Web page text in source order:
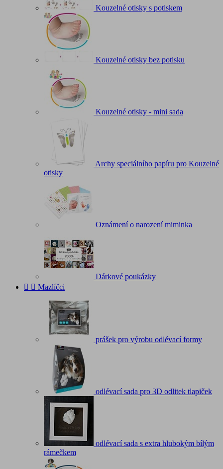
Kouzelné otisky s potiskem
Kouzelné otisky bez potisku
Kouzelné otisky - mini sada
Archy speciálního papíru pro Kouzelné
otisky
Oznámení o narození miminka
Dárkové poukázky
  Mazlíčci
prášek pro výrobu odlévací formy
odlévací sada pro 3D odlitek tlapiček
odlévací sada s extra hlubokým bílým
rámečkem